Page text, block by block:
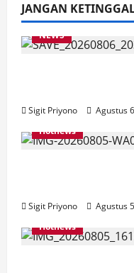
JANGAN
NEWS
Sigit Priyono
Agustus
Hotnews
Sigit Priyono
Agustus
Hotnews